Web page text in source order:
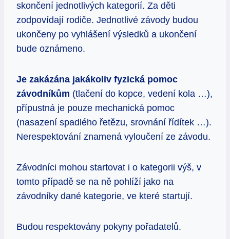
skončení jednotlivých kategorií. Za děti
zodpovídají rodiče. Jednotlivé závody budou
ukončeny po vyhlášení výsledků a ukončení
bude oznámeno.
Je zakázána jakákoliv fyzická pomoc
závodníkům (tlačení do kopce, vedení kola …),
přípustná je pouze mechanická pomoc
(nasazení spadlého řetězu, srovnání řídítek …).
Nerespektování znamená vyloučení ze závodu.
Závodníci mohou startovat i o kategorii výš, v
tomto případě se na ně pohlíží jako na
závodníky dané kategorie, ve které startují.
Budou respektovány pokyny pořadatelů.